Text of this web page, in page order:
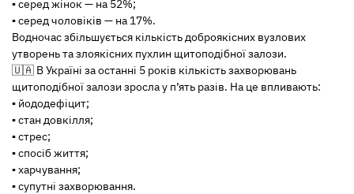
▪️ серед жінок — на 52%;
▪️ серед чоловіків — на 17%.
Водночас збільшується кількість доброякісних вузлових
утворень та злоякісних пухлин щитоподібної залози.
🇺🇦 В Україні за останні 5 років кількість захворювань
щитоподібної залози зросла у п’ять разів. На це впливають:
▪️ йододефіцит;
▪️ стан довкілля;
▪️ стрес;
▪️ спосіб життя;
▪️ харчування;
▪️ супутні захворювання.